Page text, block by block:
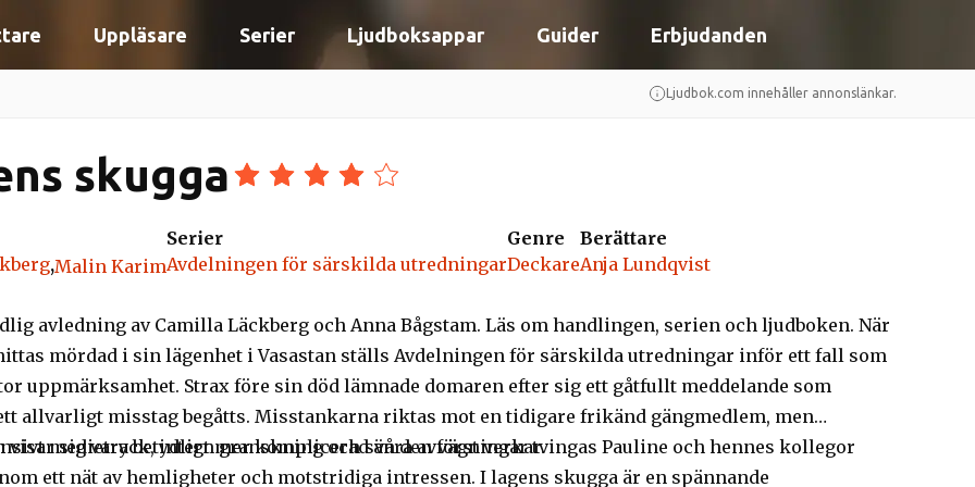
Uppläsare Serier Ljudboksappar Guider Erbjudanden
Ljudbok.com innehåller annonslänkar.
skugga
,Malin Karim
Serier
Avdelningen för särskilda utredningar
Genre
Deckare
Berättare
Anja Lundqvist
avledning av Camilla Läckberg och Anna Bågstam. Läs om handlingen, serien och ljudboken. När
mördad i sin lägenhet i Vasastan ställs Avdelningen för särskilda utredningar inför ett fall som
uppmärksamhet. Strax före sin död lämnade domaren efter sig ett gåtfullt meddelande som
allvarligt misstag begåtts. Misstankarna riktas mot en tidigare frikänd gängmedlem, men
visar sig vara betydligt mer komplicerad än den först verkar.
medietryck, intern granskning och svåra avvägningar tvingas Pauline och hennes kollegor
ett nät av hemligheter och motstridiga intressen. I lagens skugga är en spännande